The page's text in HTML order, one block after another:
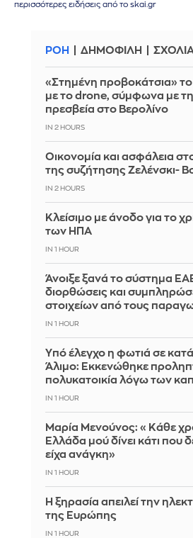
περισσότερες ειδήσεις από το skai.gr
ΡΟΗ ΔΗΜΟΦΙΛΗ
«Στημένη προβοκάτσια» το
με το drone, σύμφωνα με
πρεσβεία στο Βερολίνο
IN 2 HOURS
Οικονομία και ασφάλεια
της συζήτησης Ζελένσκι-
IN 2 HOURS
Κλείσιμο με άνοδο για το
των ΗΠΑ
IN 1 HOUR
Άνοιξε ξανά το σύστημα
διορθώσεις και
στοιχείων από τους
IN 1 HOUR
Yπό έλεγχο η φωτιά σε
Άλιμο: Εκκενώθηκε
πολυκατοικία λόγω των
IN 1 HOUR
Μαρία Μενούνος: «Κάθε
Ελλάδα μού δίνει κάτι που
είχα ανάγκη»
IN 1 HOUR
Η ξηρασία απειλεί την
της Ευρώπης
IN 1 HOUR